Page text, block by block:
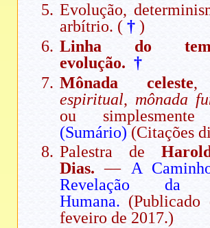
Evolução,
arbítrio. († )
Linha do
evolução. †
Mônada celeste
espiritual, mônada
ou
(Sumário) (Citações
Palestra de
Dias. — A
Revelação da
Humana.
feveiro de 2017.)